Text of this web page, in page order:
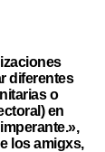
diferentes
o
en
los amigxs,